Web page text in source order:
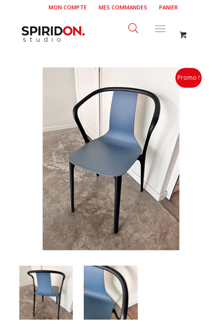
MON COMPTE MES COMMANDES PANIER
Promo !